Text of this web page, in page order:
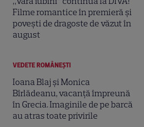
Filme romantice în premieră și
povești de dragoste de văzut în
august
VEDETE ROMÂNEŞTI
Ioana Blaj și Monica
Bîrlădeanu, vacanță împreună
în Grecia. Imaginile de pe barcă
au atras toate privirile